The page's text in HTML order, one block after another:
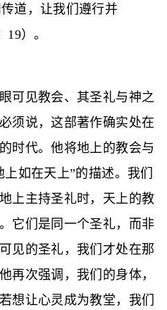
道，让我们遵行并
）。
可见教会、其圣礼与神之
须说，这部著作确实处在
时代。他将地上的教会与
如在天上”的描述。我们
上主持圣礼时，天上的教
它们是同一个圣礼，而非
见的圣礼，我们才处在那
再次强调，我们的身体，
想让心灵成为教堂，我们